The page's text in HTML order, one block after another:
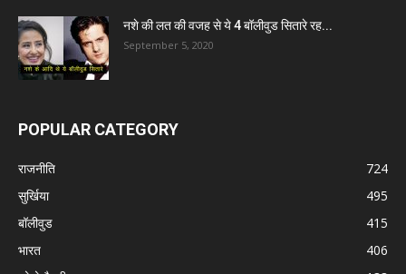
नशे की लत की वजह से ये 4 बॉलीवुड सितारे रह...
September 5, 2020
POPULAR CATEGORY
राजनीति
724
सुर्खिया
495
बॉलीवुड
415
भारत
406